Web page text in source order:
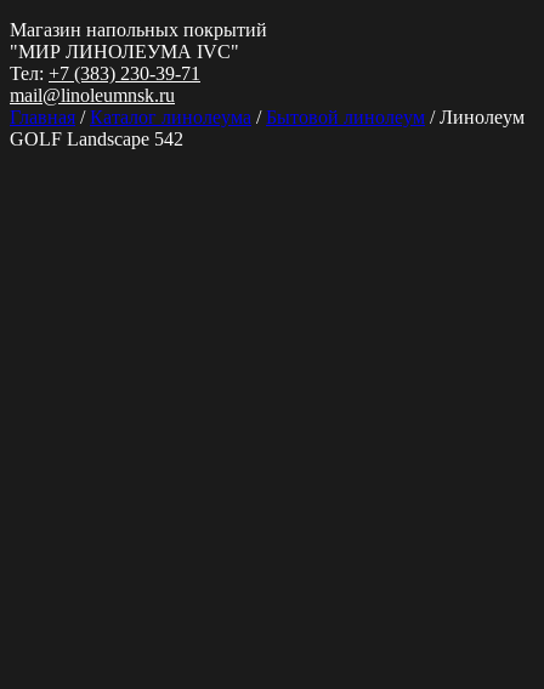
Магазин напольных покрытий
"МИР ЛИНОЛЕУМА IVC"
Тел: +7 (383) 230-39-71
mail@linoleumnsk.ru
Главная /Каталог линолеума /Бытовой линолеум / Линолеум
GOLF Landscape 542